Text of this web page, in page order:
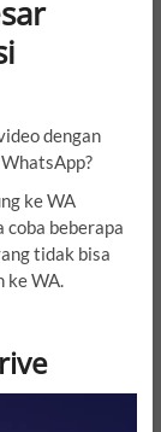
dengan
ke WA
coba beberapa
tidak bisa
ke WA.